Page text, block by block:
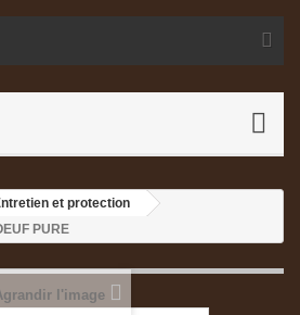
et protection
PURE
l'image